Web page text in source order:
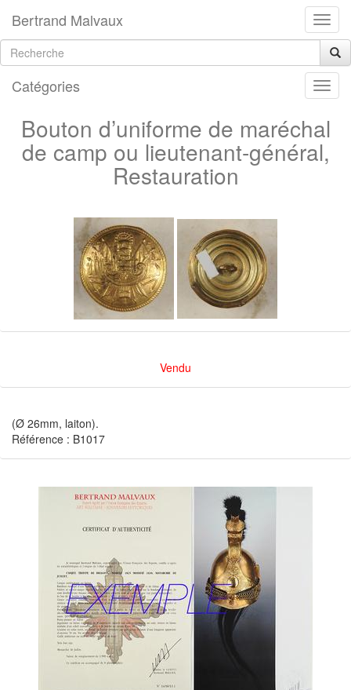
Bertrand Malvaux
Catégories
Bouton d’uniforme de maréchal
de camp ou lieutenant-général,
Restauration
Vendu
(Ø 26mm, laiton).
Référence : B1017